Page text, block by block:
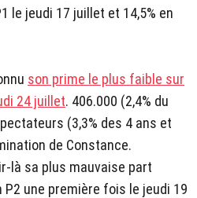
le jeudi 17 juillet et 14,5% en
son prime le plus faible sur
24 juillet. 406.000 (2,4% du
(3,3% des 4 ans et
de Constance.
là sa plus mauvaise part
une première fois le jeudi 19